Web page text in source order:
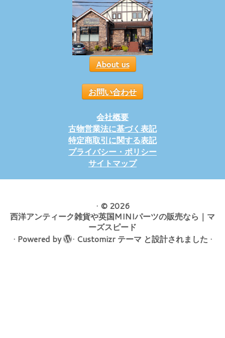
About us
お問い合わせ
会社概要
古物営業法に基づく表記
特定商取引に関する表記
プライバシー・ポリシー
サイトマップ
· © 2026
西洋アンティーク雑貨や英国MINIパーツの販売なら｜マ
ーズスピード
· Powered by · Customizr テーマ と設計されました ·